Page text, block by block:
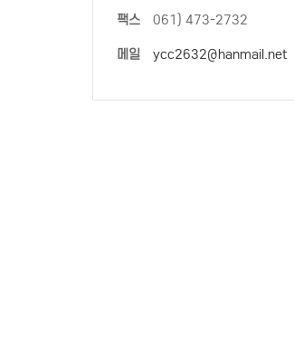
팩스 061) 473-2732
메일 ycc2632@hanmail.net